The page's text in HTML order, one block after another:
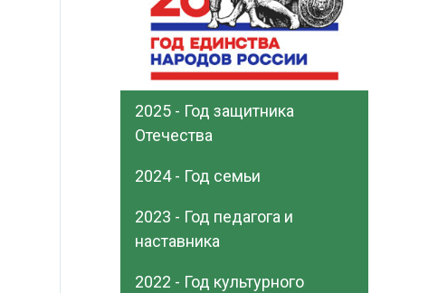
2025 - Год защитника
Отечества
2024 - Год семьи
2023 - Год педагога и
наставника
2022 - Год культурного